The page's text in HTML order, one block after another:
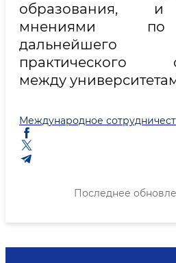
образования, и
мнениями по
дальнейшего
практического
между
Международное
Последнее